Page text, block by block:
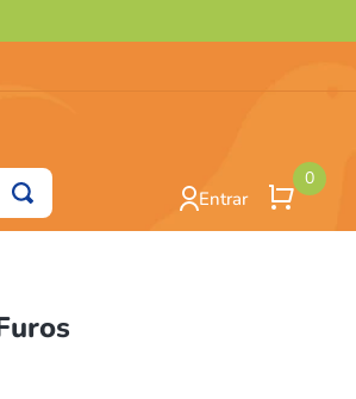
Entrar
0